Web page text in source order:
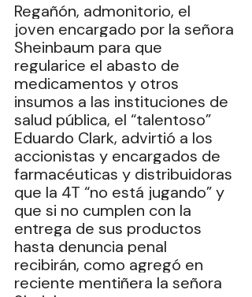
Regañón, admonitorio, el
joven encargado por la señora
Sheinbaum para que
regularice el abasto de
medicamentos y otros
insumos a las instituciones de
salud pública, el “talentoso”
Eduardo Clark, advirtió a los
accionistas y encargados de
farmacéuticas y distribuidoras
que la 4T “no está jugando” y
que si no cumplen con la
entrega de sus productos
hasta denuncia penal
recibirán, como agregó en
reciente mentiñera la señora